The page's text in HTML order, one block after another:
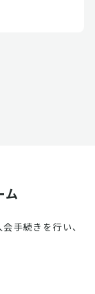
ム
手続きを行い、